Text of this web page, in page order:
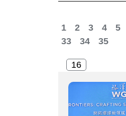
1 2 3 4 5
33
34 35